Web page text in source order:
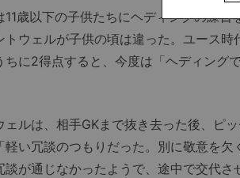
歳以下の子供たちにヘディングの練習
トウェルが子供の頃は違った。ユース
ちに2得点すると、今度は「ヘディング
ルは、相手GKまで抜き去った後、ピ
軽い冗談のつもりだった。別に敬意を
が通じなかったようで、途中で交代さ